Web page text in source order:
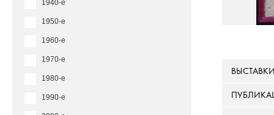
1940-е
1950-е
1960-е
1970-е
1980-е
1990-е